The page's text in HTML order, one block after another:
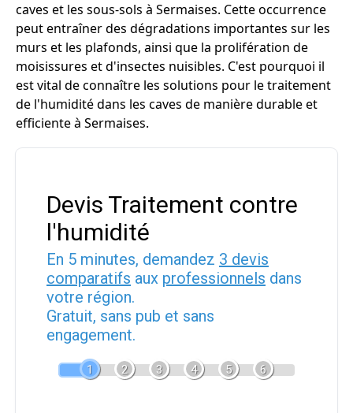
caves et les sous-sols à Sermaises. Cette occurrence
peut entraîner des dégradations importantes sur les
murs et les plafonds, ainsi que la prolifération de
moisissures et d'insectes nuisibles. C'est pourquoi il
est vital de connaître les solutions pour le traitement
de l'humidité dans les caves de manière durable et
efficiente à Sermaises.
Devis Traitement contre
l'humidité
En 5 minutes, demandez 3 devis
comparatifs aux professionnels dans
votre région.
Gratuit, sans pub et sans
engagement.
1 2 3 4 5 6